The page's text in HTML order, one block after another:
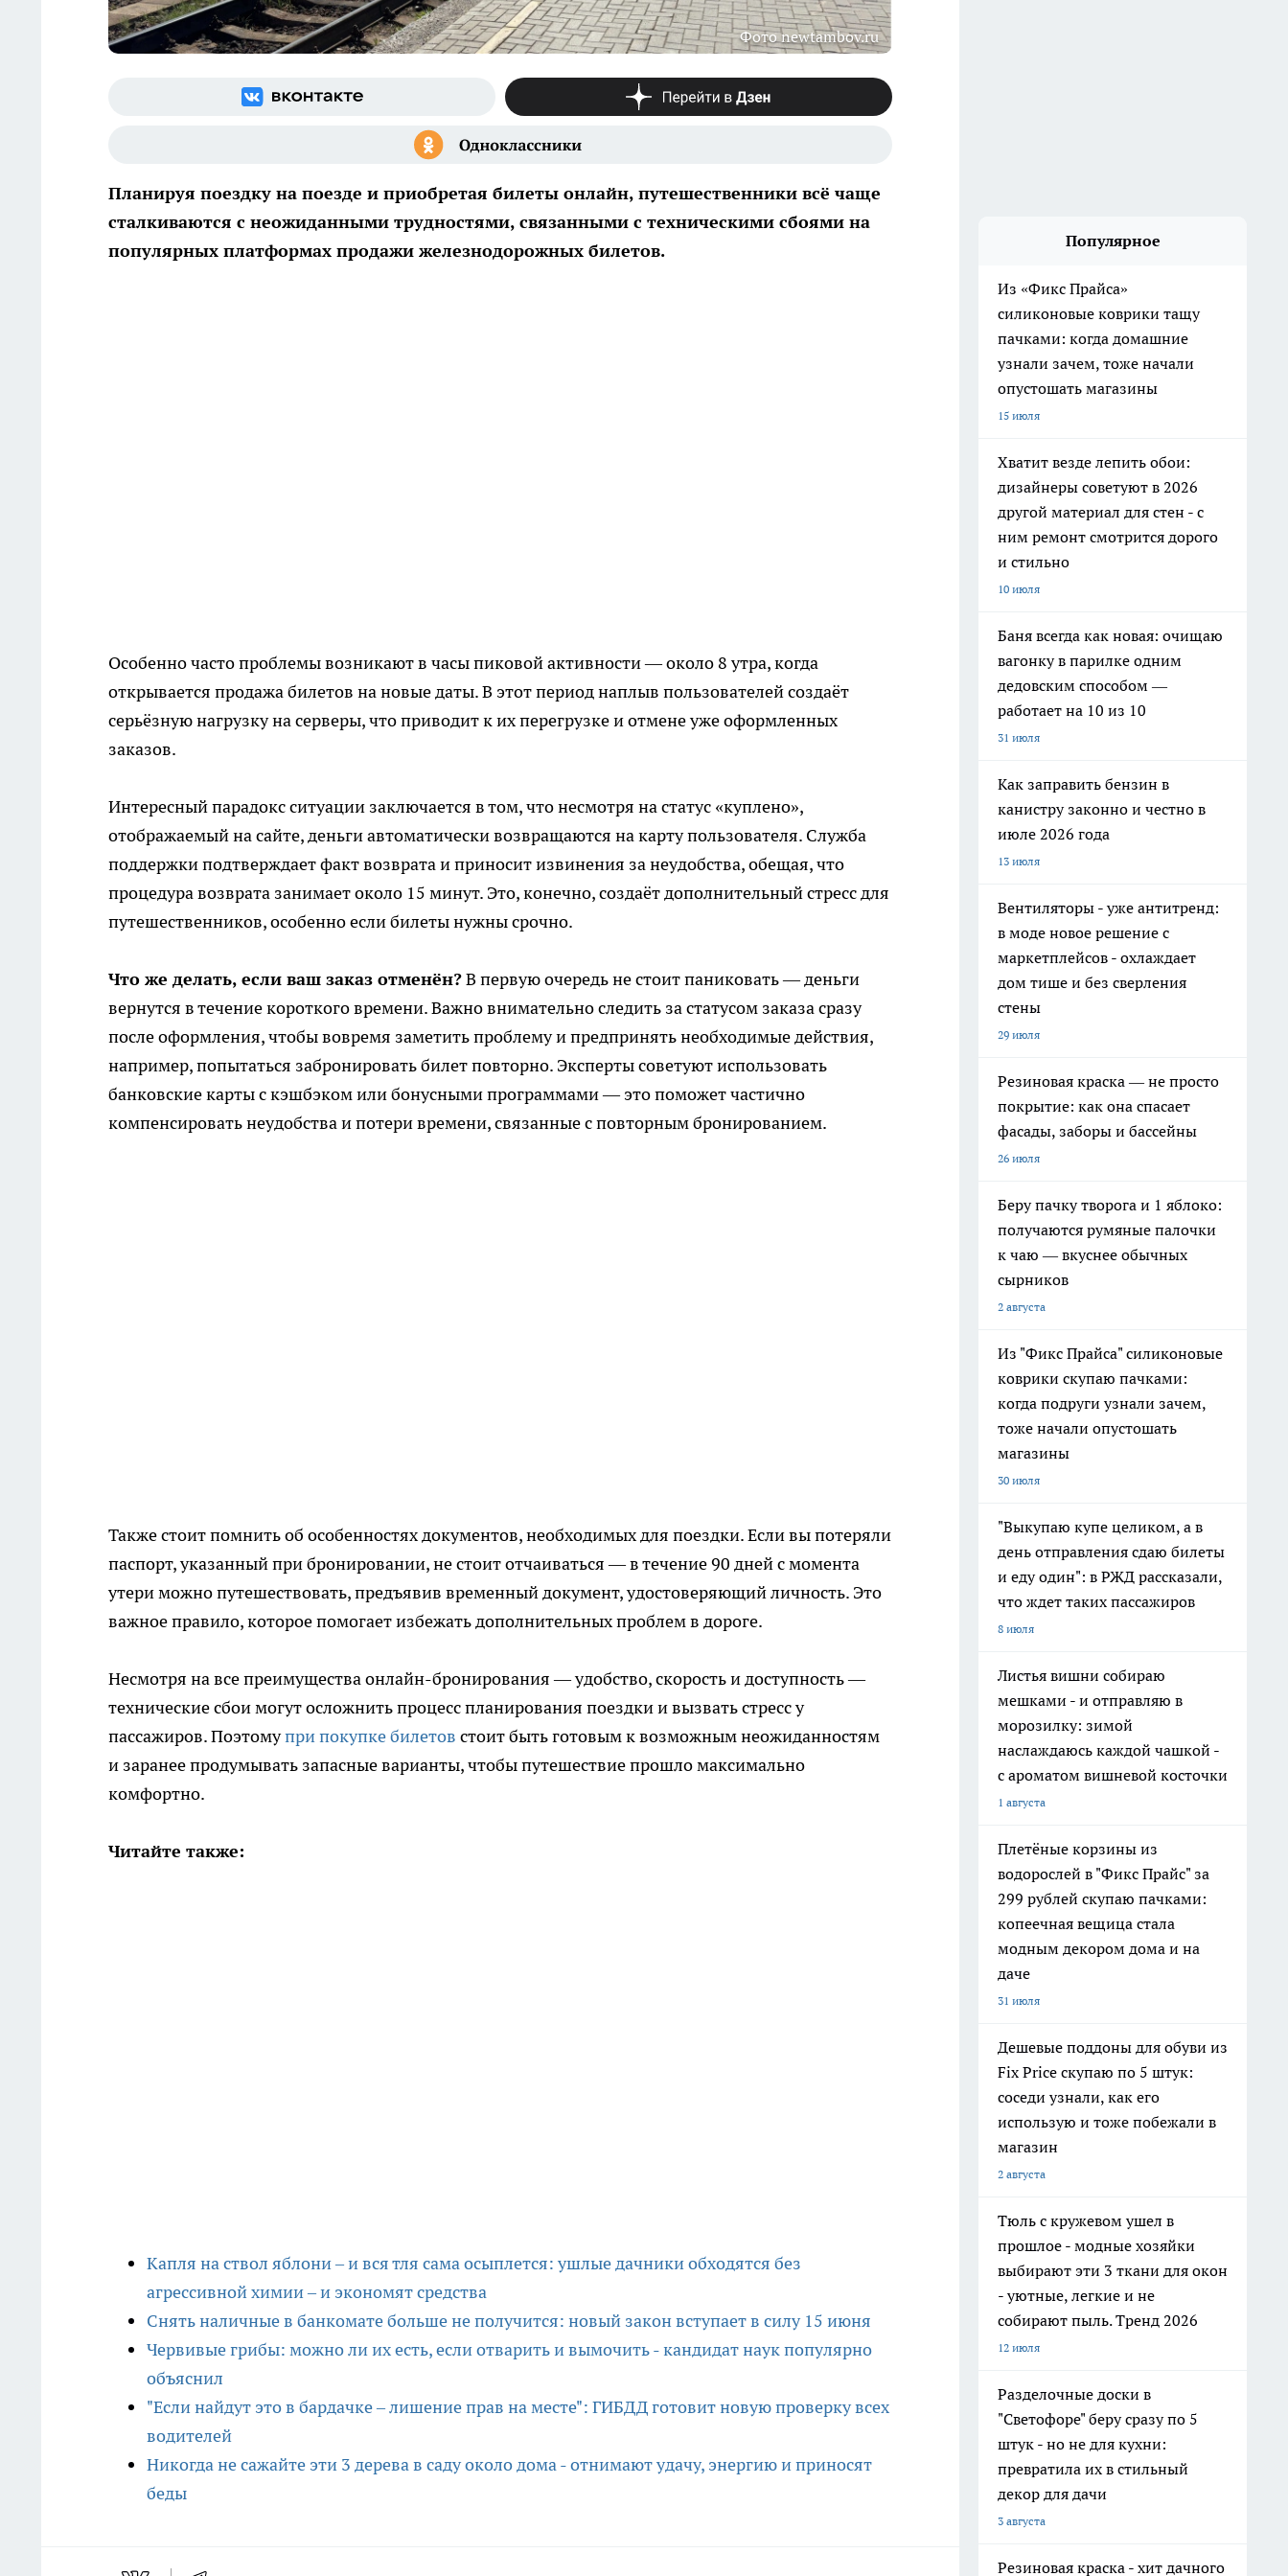
Фото newtambov.ru
Планируя поездку на поезде и приобретая билеты онлайн, путешественники всё чаще
сталкиваются с неожиданными трудностями, связанными с техническими сбоями на
популярных платформах продажи железнодорожных билетов.
Особенно часто проблемы возникают в часы пиковой активности — около 8 утра, когда
открывается продажа билетов на новые даты. В этот период наплыв пользователей создаёт
серьёзную нагрузку на серверы, что приводит к их перегрузке и отмене уже оформленных
заказов.
Интересный парадокс ситуации заключается в том, что несмотря на статус «куплено»,
отображаемый на сайте, деньги автоматически возвращаются на карту пользователя. Служба
поддержки подтверждает факт возврата и приносит извинения за неудобства, обещая, что
процедура возврата занимает около 15 минут. Это, конечно, создаёт дополнительный стресс для
путешественников, особенно если билеты нужны срочно.
Что же делать, если ваш заказ отменён?В первую очередь не стоит паниковать — деньги
вернутся в течение короткого времени. Важно внимательно следить за статусом заказа сразу
после оформления, чтобы вовремя заметить проблему и предпринять необходимые действия,
например, попытаться забронировать билет повторно. Эксперты советуют использовать
банковские карты с кэшбэком или бонусными программами — это поможет частично
компенсировать неудобства и потери времени, связанные с повторным бронированием.
Также стоит помнить об особенностях документов, необходимых для поездки. Если вы потеряли
паспорт, указанный при бронировании, не стоит отчаиваться — в течение 90 дней с момента
утери можно путешествовать, предъявив временный документ, удостоверяющий личность. Это
важное правило, которое помогает избежать дополнительных проблем в дороге.
Несмотря на все преимущества онлайн-бронирования — удобство, скорость и доступность —
технические сбои могут осложнить процесс планирования поездки и вызвать стресс у
пассажиров. Поэтомупри покупке билетов стоит быть готовым к возможным неожиданностям
и заранее продумывать запасные варианты, чтобы путешествие прошло максимально
комфортно.
Читайте также:
Капля на ствол яблони – и вся тля сама осыплется: ушлые дачники обходятся без
агрессивной химии – и экономят средства
Снять наличные в банкомате больше не получится: новый закон вступает в силу 15 июня
Червивые грибы: можно ли их есть, если отварить и вымочить - кандидат наук популярно
объяснил
"Если найдут это в бардачке – лишение прав на месте": ГИБДД готовит новую проверку всех
водителей
Никогда не сажайте эти 3 дерева в саду около дома - отнимают удачу, энергию и приносят
беды
Популярное
Из «Фикс Прайса»
силиконовые коврики тащу
пачками: когда домашние
узнали зачем, тоже начали
опустошать магазины
15 июля
Хватит везде лепить обои:
дизайнеры советуют в 2026
другой материал для стен - с
ним ремонт смотрится дорого
и стильно
10 июля
Баня всегда как новая: очищаю
вагонку в парилке одним
дедовским способом —
работает на 10 из 10
31 июля
Как заправить бензин в
канистру законно и честно в
июле 2026 года
13 июля
Вентиляторы - уже антитренд:
в моде новое решение с
маркетплейсов - охлаждает
дом тише и без сверления
стены
29 июля
Резиновая краска — не просто
покрытие: как она спасает
фасады, заборы и бассейны
26 июля
Беру пачку творога и 1 яблоко:
получаются румяные палочки
к чаю — вкуснее обычных
сырников
2 августа
Из "Фикс Прайса" силиконовые
коврики скупаю пачками:
когда подруги узнали зачем,
тоже начали опустошать
магазины
30 июля
"Выкупаю купе целиком, а в
день отправления сдаю билеты
и еду один": в РЖД рассказали,
что ждет таких пассажиров
8 июля
Листья вишни собираю
мешками - и отправляю в
морозилку: зимой
наслаждаюсь каждой чашкой -
с ароматом вишневой косточки
1 августа
Плетёные корзины из
водорослей в "Фикс Прайс" за
299 рублей скупаю пачками:
копеечная вещица стала
модным декором дома и на
даче
31 июля
Дешевые поддоны для обуви из
Fix Price скупаю по 5 штук:
соседи узнали, как его
использую и тоже побежали в
магазин
2 августа
Тюль с кружевом ушел в
прошлое - модные хозяйки
выбирают эти 3 ткани для окон
- уютные, легкие и не
собирают пыль. Тренд 2026
12 июля
Разделочные доски в
"Светофоре" беру сразу по 5
штук - но не для кухни:
превратила их в стильный
декор для дачи
3 августа
Резиновая краска - хит дачного